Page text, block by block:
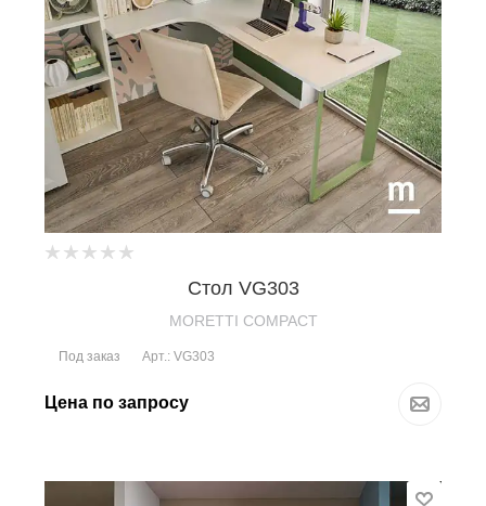
Стол VG303
MORETTI COMPACT
Под заказ Арт.: VG303
Цена по запросу